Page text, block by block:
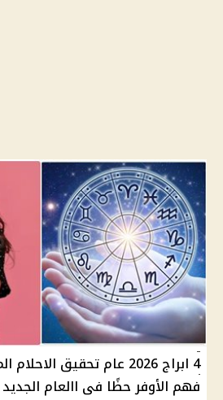
4 ابراج 2026 عام تحقيق
فهم الأوفر حظًا فى االعام الجديد